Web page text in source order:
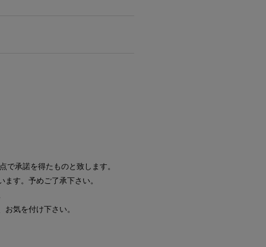
で承諾を得たものと致します。
す。予めご了承下さい。
気を付け下さい。